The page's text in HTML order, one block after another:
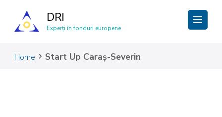
DRI
Experți în fonduri europene
Home Start Up Caraș-Severin